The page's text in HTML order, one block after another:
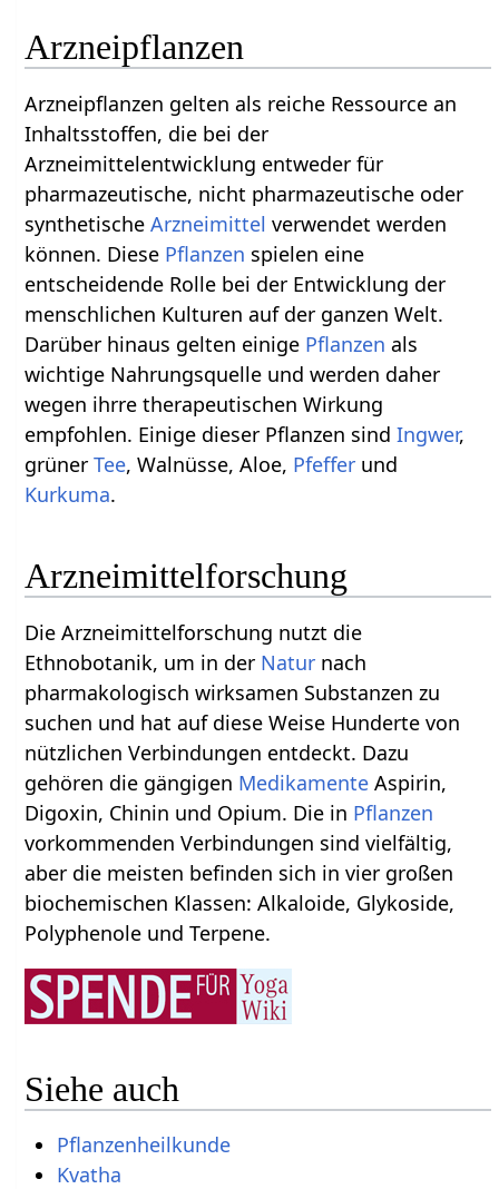
Arzneipflanzen
Arzneipflanzen gelten als reiche Ressource an
Inhaltsstoffen, die bei der
Arzneimittelentwicklung entweder für
pharmazeutische, nicht pharmazeutische oder
synthetischeArzneimittel verwendet werden
können. Diese Pflanzen spielen eine
entscheidende Rolle bei der Entwicklung der
menschlichen Kulturen auf der ganzen Welt.
Darüber hinaus gelten einige Pflanzen als
wichtige Nahrungsquelle und werden daher
wegen ihrre therapeutischen Wirkung
empfohlen. Einige dieser Pflanzen sindIngwer,
grünerTee, Walnüsse, Aloe, Pfeffer und
Kurkuma.
Arzneimittelforschung
Die Arzneimittelforschung nutzt die
Ethnobotanik, um in der Natur nach
pharmakologisch wirksamen Substanzen zu
suchen und hat auf diese Weise Hunderte von
nützlichen Verbindungen entdeckt. Dazu
gehören die gängigen Medikamente Aspirin,
Digoxin, Chinin und Opium. Die in Pflanzen
vorkommenden Verbindungen sind vielfältig,
aber die meisten befinden sich in vier großen
biochemischen Klassen: Alkaloide, Glykoside,
Polyphenole und Terpene.
Siehe auch
Pflanzenheilkunde
Kvatha